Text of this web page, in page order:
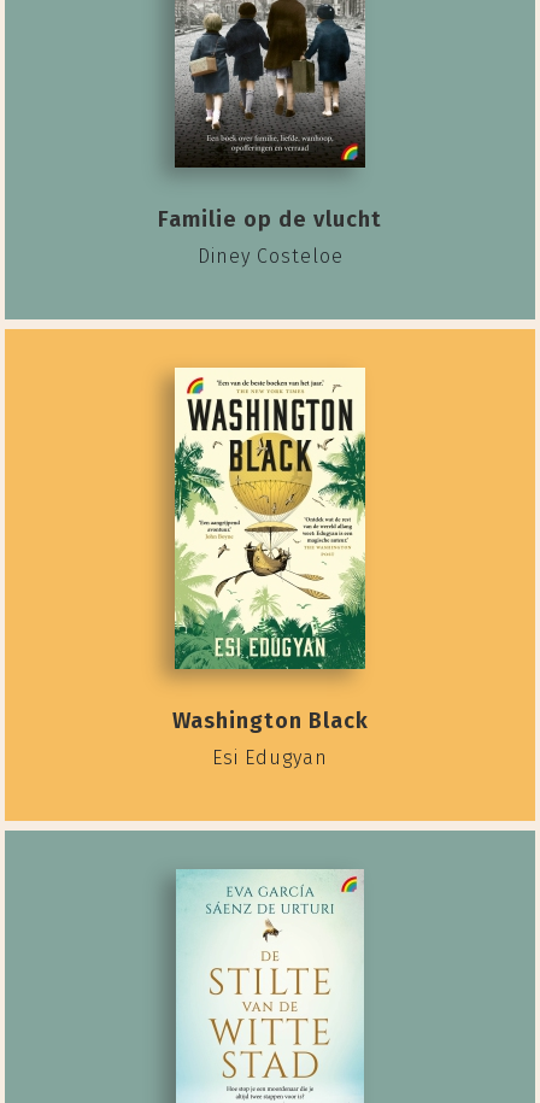
Familie op de vlucht
Diney Costeloe
Washington Black
Esi Edugyan